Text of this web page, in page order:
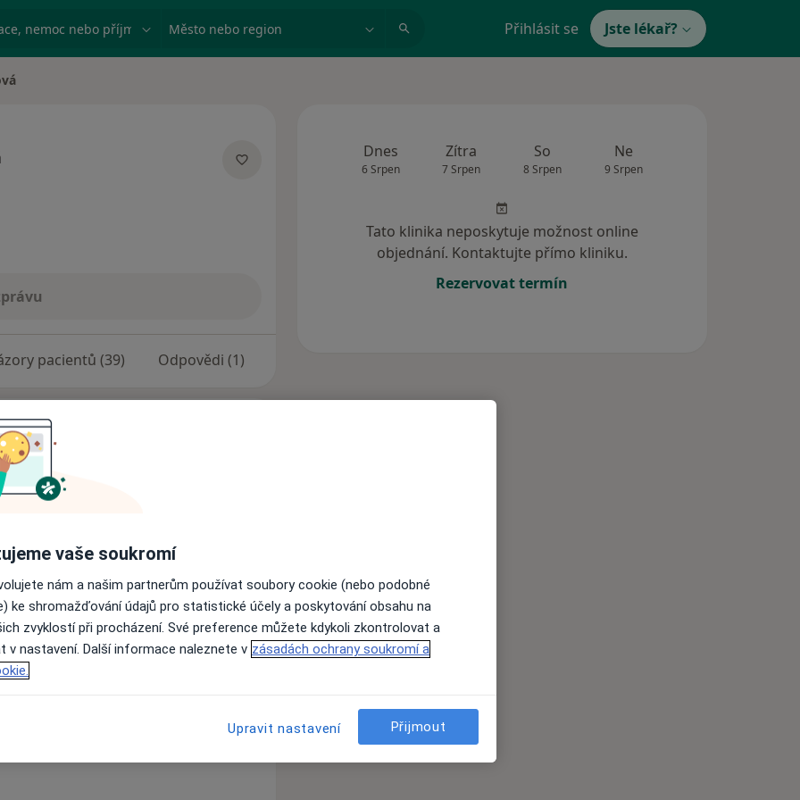
nemoc nebo příjmení Město nebo region Přihlásit se Jste lékař?
pacientů (39) Odpovědi (1)
a bezvadná hodnocení,
obor - zubní lékařství,
Univerzita Karlova v Praze;
části aprobační zkoušky
Ministerstva zdravotnictví
k výkonu zdravotnického
Dnes
6 Srpen
Zítra
7 Srpen
So
8 Srpen
Ne
9 Srpen
Tato klinika neposkytuje možnost online
objednání. Kontaktujte přímo kliniku.
Rezervovat termín
vaše soukromí
nám a našim partnerům používat soubory cookie (nebo podobné
ke shromažďování údajů pro statistické účely a poskytování obsahu na
zvyklostí při procházení. Své preference můžete kdykoli zkontrolovat a
v nastavení. Další informace naleznete v zásadách ochrany soukromí a
Upravit nastavení Přijmout